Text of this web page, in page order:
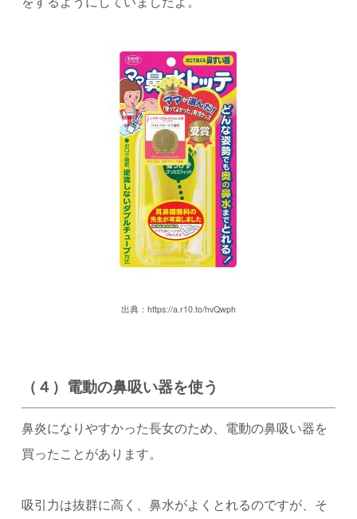
出典：https://a.r10.to/hvQwph
（４）電動の鼻吸い器を使う
鼻炎になりやすかった長女のため、電動の鼻吸い器を
買ったことがあります。
吸引力は抜群に高く、鼻水がよくとれるのですが、そ